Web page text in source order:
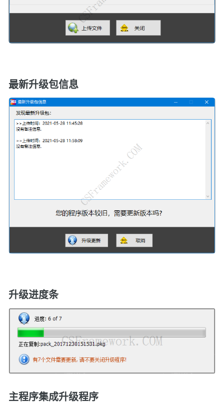
最新升级包信息
升级进度条
主程序集成升级程序